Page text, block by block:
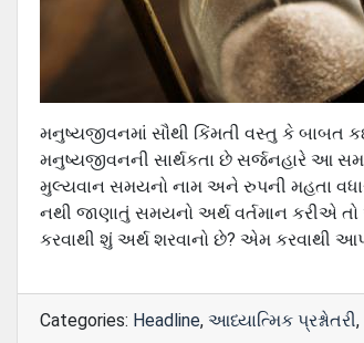
મનુષ્યજીવનમાં સૌથી કિંમતી વસ્તુ કે બાબત
મનુષ્યજીવનની સાર્થકતા છે સર્જનહારે આ
મુલ્યવાન સમયનો નામ અને રુપની મહતા
નથી જાણાતું સમયનો અર્થ વર્તમાન કરીએ
કરવાથી શું અર્થ શરવાનો છે? એમ કરવાથી
Categories: Headline, આધ્યાત્મિક પ્રશ્નોતરી,